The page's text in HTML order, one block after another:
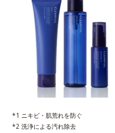
*1 ニキビ・肌荒れを防ぐ
*2 洗浄による汚れ除去